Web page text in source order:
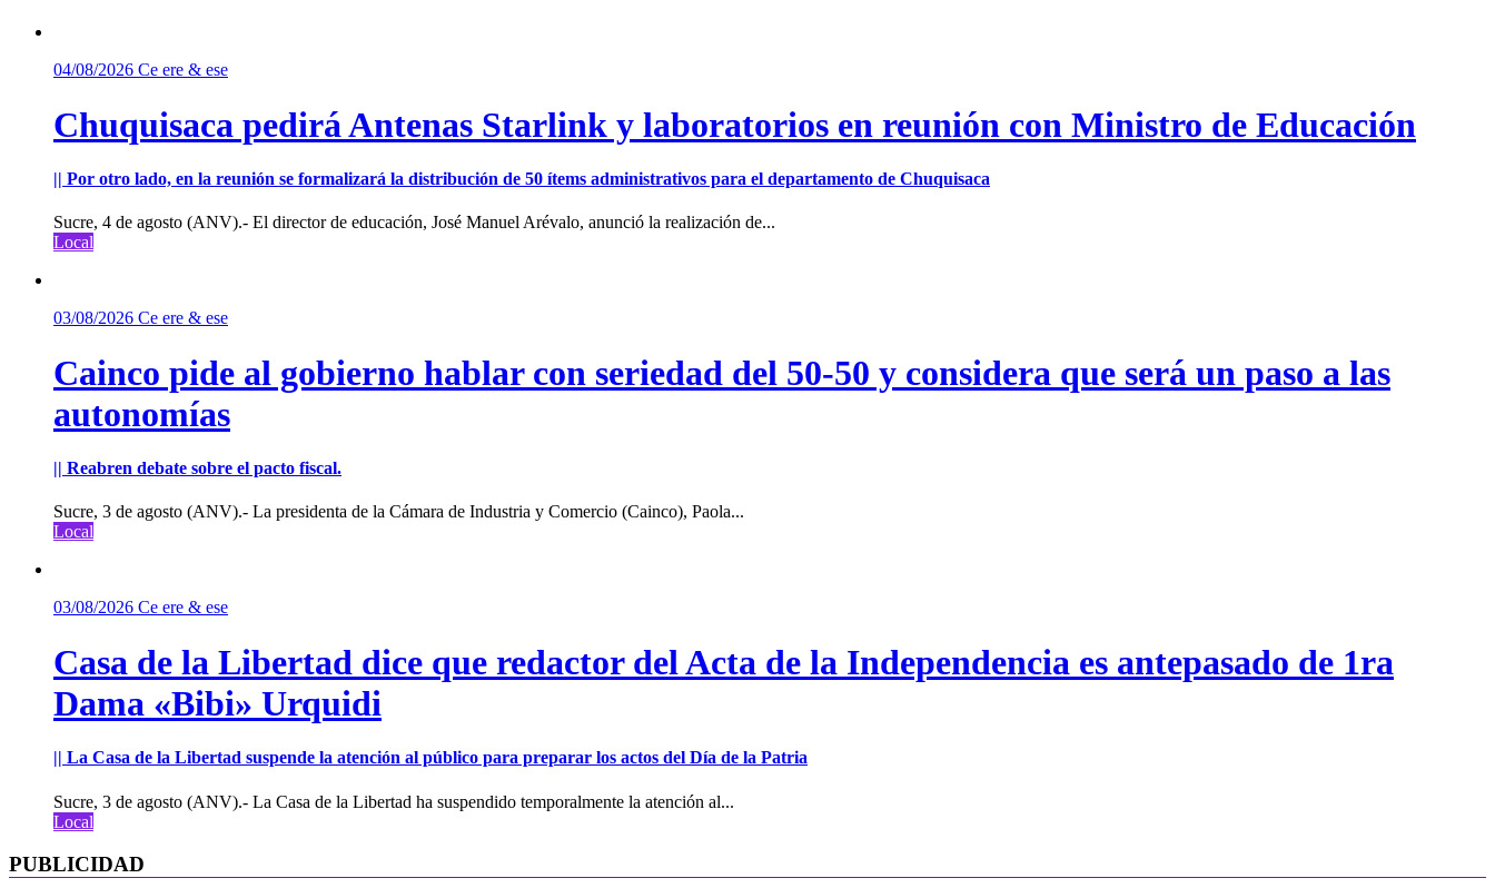
04/08/2026 Ce ere & ese
Chuquisaca pedirá Antenas Starlink y laboratorios en reunión con Ministro de Educación
|| Por otro lado, en la reunión se formalizará la distribución de 50 ítems administrativos para el departamento de Chuquisaca
Sucre, 4 de agosto (ANV).- El director de educación, José Manuel Arévalo, anunció la realización de...
Local
03/08/2026 Ce ere & ese
Cainco pide al gobierno hablar con seriedad del 50-50 y considera que será un paso a las
autonomías
|| Reabren debate sobre el pacto fiscal.
Sucre, 3 de agosto (ANV).- La presidenta de la Cámara de Industria y Comercio (Cainco), Paola...
Local
03/08/2026 Ce ere & ese
Casa de la Libertad dice que redactor del Acta de la Independencia es antepasado de 1ra
Dama «Bibi» Urquidi
|| La Casa de la Libertad suspende la atención al público para preparar los actos del Día de la Patria
Sucre, 3 de agosto (ANV).- La Casa de la Libertad ha suspendido temporalmente la atención al...
Local
PUBLICIDAD